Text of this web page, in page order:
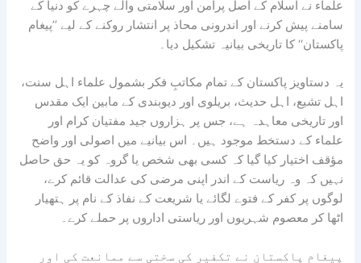
علماء نے اسلام کے اصل پرامن اور سلامتی والے چہرے کو دنیا کے
سامنے پیش کرنے اور اندرونی محاذ پر انتشار روکنے کے لیے ’’پیغام
پاکستان‘‘ کا تاریخی بیانیہ تشکیل دیا۔
یہ دستاویز پاکستان کے تمام مکاتبِ فکر بشمول علماء اہل سنت،
اہل تشیع، اہل حدیث، بریلوی اور دیوبندی کے مابین ایک مقدس
اور تاریخی معاہدہ ہے، جس پر ہزاروں جید مفتیان کرام اور
علماء کے دستخط موجود ہیں۔ اس بیانیے میں اصولی اور واضح
مؤقف اختیار کیا گیا کہ کسی بھی شخص یا گروہ کو یہ حق حاصل
نہیں کہ وہ ریاست کے اندر اپنی مرضی کی عدالت قائم کرے،
لوگوں پر کفر کے فتوے لگائے یا شریعت کے نفاذ کے نام پر ہتھیار
اٹھا کر معصوم شہریوں اور ریاستی اداروں پر حملے کرے۔
پیغام پاکستان نے تکفیر کی سختی سے ممانعت کی اور